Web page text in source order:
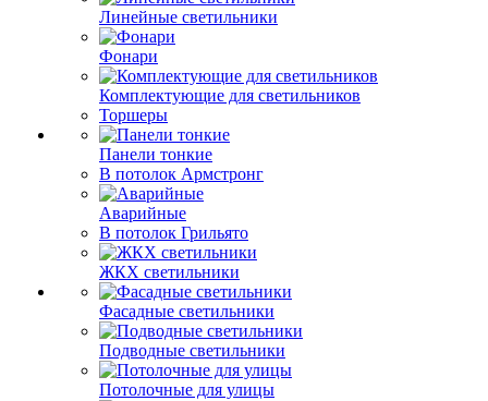
Линейные светильники
Фонари
Комплектующие для светильников
Торшеры
Панели тонкие
В потолок Армстронг
Аварийные
В потолок Грильято
ЖКХ светильники
Фасадные светильники
Подводные светильники
Потолочные для улицы